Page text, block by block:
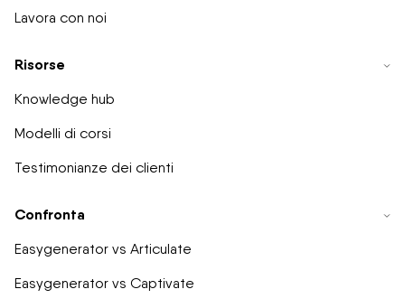
Lavora con noi
Risorse
Knowledge hub
Modelli di corsi
Testimonianze dei clienti
Confronta
Easygenerator vs Articulate
Easygenerator vs Captivate